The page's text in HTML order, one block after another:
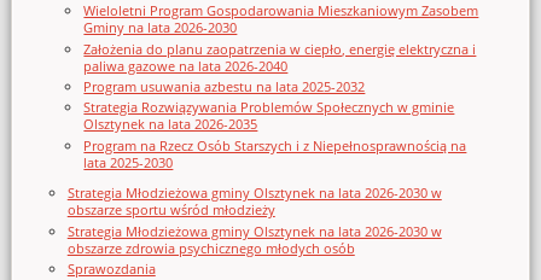
Wieloletni Program Gospodarowania Mieszkaniowym Zasobem
Gminy na lata 2026-2030
Założenia do planu zaopatrzenia w ciepło, energię elektryczna i
paliwa gazowe na lata 2026-2040
Program usuwania azbestu na lata 2025-2032
Strategia Rozwiązywania Problemów Społecznych w gminie
Olsztynek na lata 2026-2035
Program na Rzecz Osób Starszych i z Niepełnosprawnością na
lata 2025-2030
Strategia Młodzieżowa gminy Olsztynek na lata 2026-2030 w
obszarze sportu wśród młodzieży
Strategia Młodzieżowa gminy Olsztynek na lata 2026-2030 w
obszarze zdrowia psychicznego młodych osób
Sprawozdania